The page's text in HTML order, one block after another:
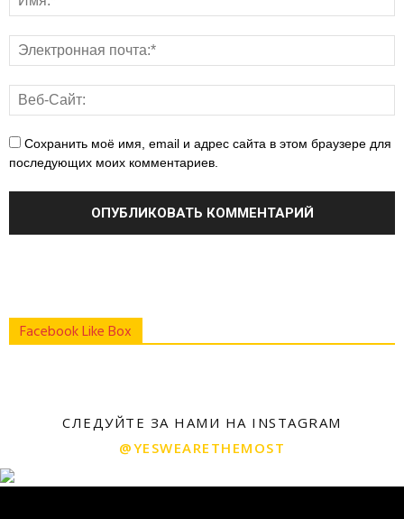
Сохранить моё имя, email и адрес сайта в этом браузере для
последующих моих комментариев.
Facebook Like Box
СЛЕДУЙТЕ ЗА НАМИ НА INSTAGRAM
@YESWEARETHEMOST